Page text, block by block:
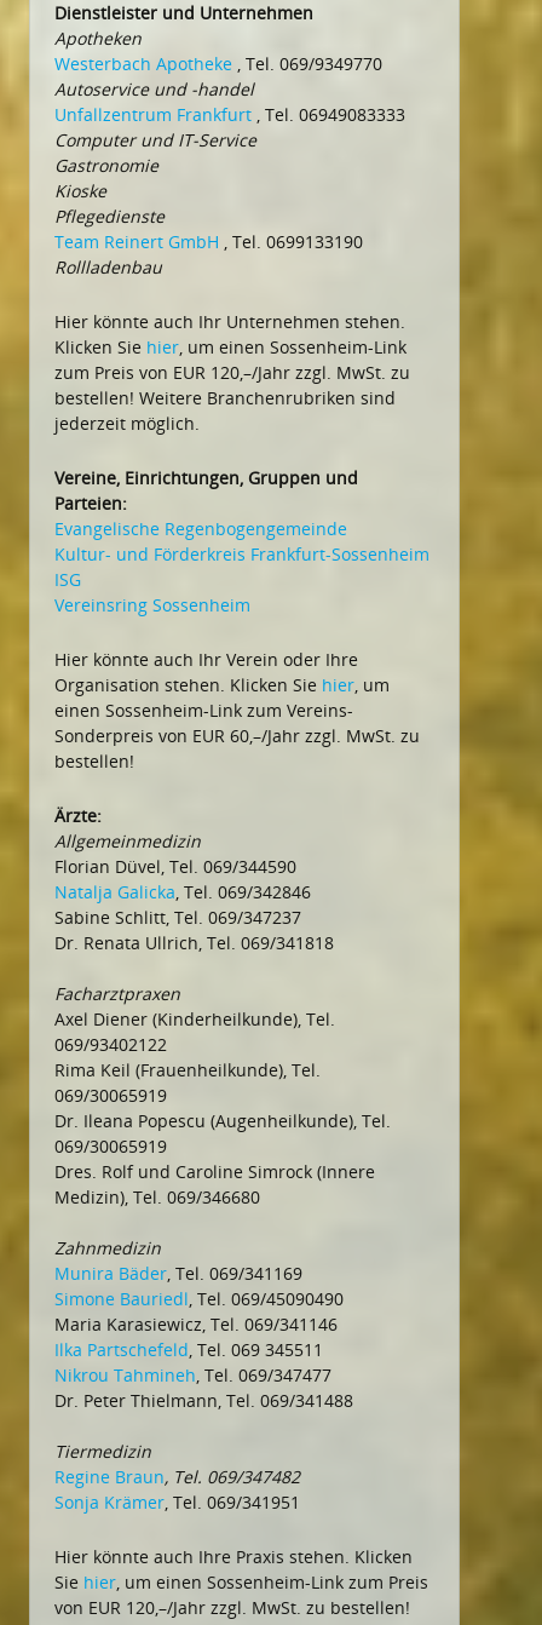
Dienstleister und Unternehmen
Apotheken
Westerbach Apotheke , Tel. 069/9349770
Autoservice und -handel
Unfallzentrum Frankfurt , Tel. 06949083333
Computer und IT-Service
Gastronomie
Kioske
Pflegedienste
Team Reinert GmbH , Tel. 0699133190
Rollladenbau
Hier könnte auch Ihr Unternehmen stehen.
Klicken Sie hier, um einen Sossenheim-Link
zum Preis von EUR 120,–/Jahr zzgl. MwSt. zu
bestellen! Weitere Branchenrubriken sind
jederzeit möglich.
Vereine, Einrichtungen, Gruppen und
Parteien:
Evangelische Regenbogengemeinde
Kultur- und Förderkreis Frankfurt-Sossenheim
ISG
Vereinsring Sossenheim
Hier könnte auch Ihr Verein oder Ihre
Organisation stehen. Klicken Sie hier, um
einen Sossenheim-Link zum Vereins-
Sonderpreis von EUR 60,–/Jahr zzgl. MwSt. zu
bestellen!
Ärzte:
Allgemeinmedizin
Florian Düvel, Tel. 069/344590
Natalja Galicka, Tel. 069/342846
Sabine Schlitt, Tel. 069/347237
Dr. Renata Ullrich, Tel. 069/341818
Facharztpraxen
Axel Diener (Kinderheilkunde), Tel.
069/93402122
Rima Keil (Frauenheilkunde), Tel.
069/30065919
Dr. Ileana Popescu (Augenheilkunde), Tel.
069/30065919
Dres. Rolf und Caroline Simrock (Innere
Medizin), Tel. 069/346680
Zahnmedizin
Munira Bäder, Tel. 069/341169
Simone Bauriedl, Tel. 069/45090490
Maria Karasiewicz, Tel. 069/341146
Ilka Partschefeld, Tel. 069 345511
Nikrou Tahmineh, Tel. 069/347477
Dr. Peter Thielmann, Tel. 069/341488
Tiermedizin
Regine Braun, Tel. 069/347482
Sonja Krämer, Tel. 069/341951
Hier könnte auch Ihre Praxis stehen. Klicken
Sie hier, um einen Sossenheim-Link zum Preis
von EUR 120,–/Jahr zzgl. MwSt. zu bestellen!